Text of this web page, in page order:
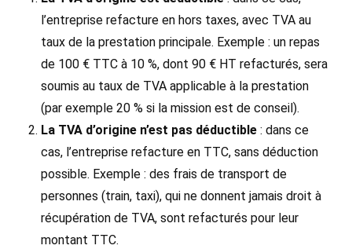
l’entreprise refacture en hors taxes, avec TVA au
taux de la prestation principale. Exemple : un repas
de 100 € TTC à 10 %, dont 90 € HT refacturés, sera
soumis au taux de TVA applicable à la prestation
(par exemple 20 % si la mission est de conseil).
La TVA d’origine n’est pas déductible : dans ce
cas, l’entreprise refacture en TTC, sans déduction
possible. Exemple : des frais de transport de
personnes (train, taxi), qui ne donnent jamais droit à
récupération de TVA, sont refacturés pour leur
montant TTC.